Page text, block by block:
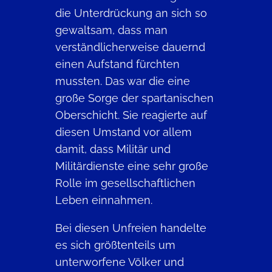
die Unterdrückung an sich so
gewaltsam, dass man
verständlicherweise dauernd
einen Aufstand fürchten
mussten. Das war die eine
große Sorge der spartanischen
Oberschicht. Sie reagierte auf
diesen Umstand vor allem
damit, dass Militär und
Militärdienste eine sehr große
Rolle im gesellschaftlichen
Leben einnahmen.
Bei diesen Unfreien handelte
es sich größtenteils um
unterworfene Völker und